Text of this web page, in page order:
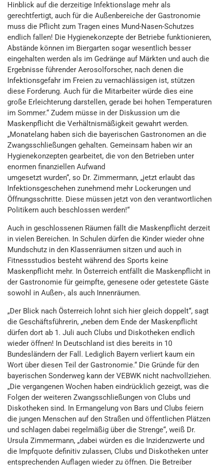
Hinblick auf die derzeitige Infektionslage mehr als
gerechtfertigt, auch für die Außenbereiche der Gastronomie
muss die Pflicht zum Tragen eines Mund-Nasen-Schutzes
endlich fallen! Die Hygienekonzepte der Betriebe funktionieren,
Abstände können im Biergarten sogar wesentlich besser
eingehalten werden als im Gedränge auf Märkten und auch die
Ergebnisse führender Aerosolforscher, nach denen die
Infektionsgefahr im Freien zu vernachlässigen ist, stützen
diese Forderung. Auch für die Mitarbeiter würde dies eine
große Erleichterung darstellen, gerade bei hohen Temperaturen
im Sommer.“ Zudem müsse in der Diskussion um die
Maskenpflicht die Verhältnismäßigkeit gewahrt werden.
„Monatelang haben sich die bayerischen Gastronomen an die
Zwangsschließungen gehalten. Gemeinsam haben wir an
Hygienekonzepten gearbeitet, die von den Betrieben unter
enormen finanziellen Aufwand
umgesetzt wurden“, so Dr. Zimmermann, „jetzt erlaubt das
Infektionsgeschehen zunehmend mehr Lockerungen und
Öffnungsschritte. Diese müssen jetzt von den verantwortlichen
Politikern auch beschlossen werden!“
Auch in geschlossenen Räumen fällt die Maskenpflicht derzeit
in vielen Bereichen. In Schulen dürfen die Kinder wieder ohne
Mundschutz in den Klassenräumen sitzen und auch in
Fitnessstudios besteht während des Sports keine
Maskenpflicht mehr. In Österreich entfällt die Maskenpflicht in
der Gastronomie für geimpfte, genesene oder getestete Gäste
sowohl in Außen-, als auch Innenräumen.
„Der Blick nach Österreich lohnt sich hier gleich doppelt“, sagt
die Geschäftsführerin, „neben dem Ende der Maskenpflicht
dürfen dort ab 1. Juli auch Clubs und Diskotheken endlich
wieder öffnen! In Deutschland ist dies bereits in 10
Bundesländern der Fall. Lediglich Bayern verliert kaum ein
Wort über diesen Teil der Gastronomie.“ Die Gründe für den
bayerischen Sonderweg kann der VEBWK nicht nachvollziehen.
„Die vergangenen Wochen haben eindrücklich gezeigt, was die
Folgen der weiteren Zwangsschließungen von Clubs und
Diskotheken sind. In Ermangelung von Bars und Clubs feiern
die jungen Menschen auf den Straßen und öffentlichen Plätzen
und schlagen dabei regelmäßig über die Strenge“, weiß Dr.
Ursula Zimmermann, „dabei würden es die Inzidenzwerte und
die Impfquote definitiv zulassen, Clubs und Diskotheken unter
entsprechenden Auflagen wieder zu öffnen. Die Betreiber